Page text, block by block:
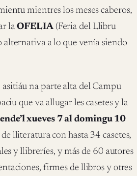
mientres los meses caberos,
laOFELIA(Feria del Llibru
alternativa a lo que venía siendo
asitiáu na parte alta del Campu
que va allugar les casetes y la
xueves 7 al domingu 10
lliteratura con hasta 34 casetes,
y llibreríes, y más de 60 autores
firmes de llibros y otres